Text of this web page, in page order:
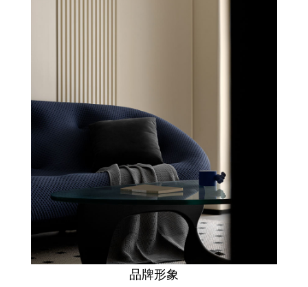
品牌形象